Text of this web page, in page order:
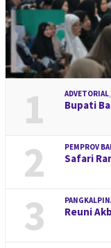
1 ADVETORIAL
Bupati
2 PEMPROV
Safari
3 Reuni